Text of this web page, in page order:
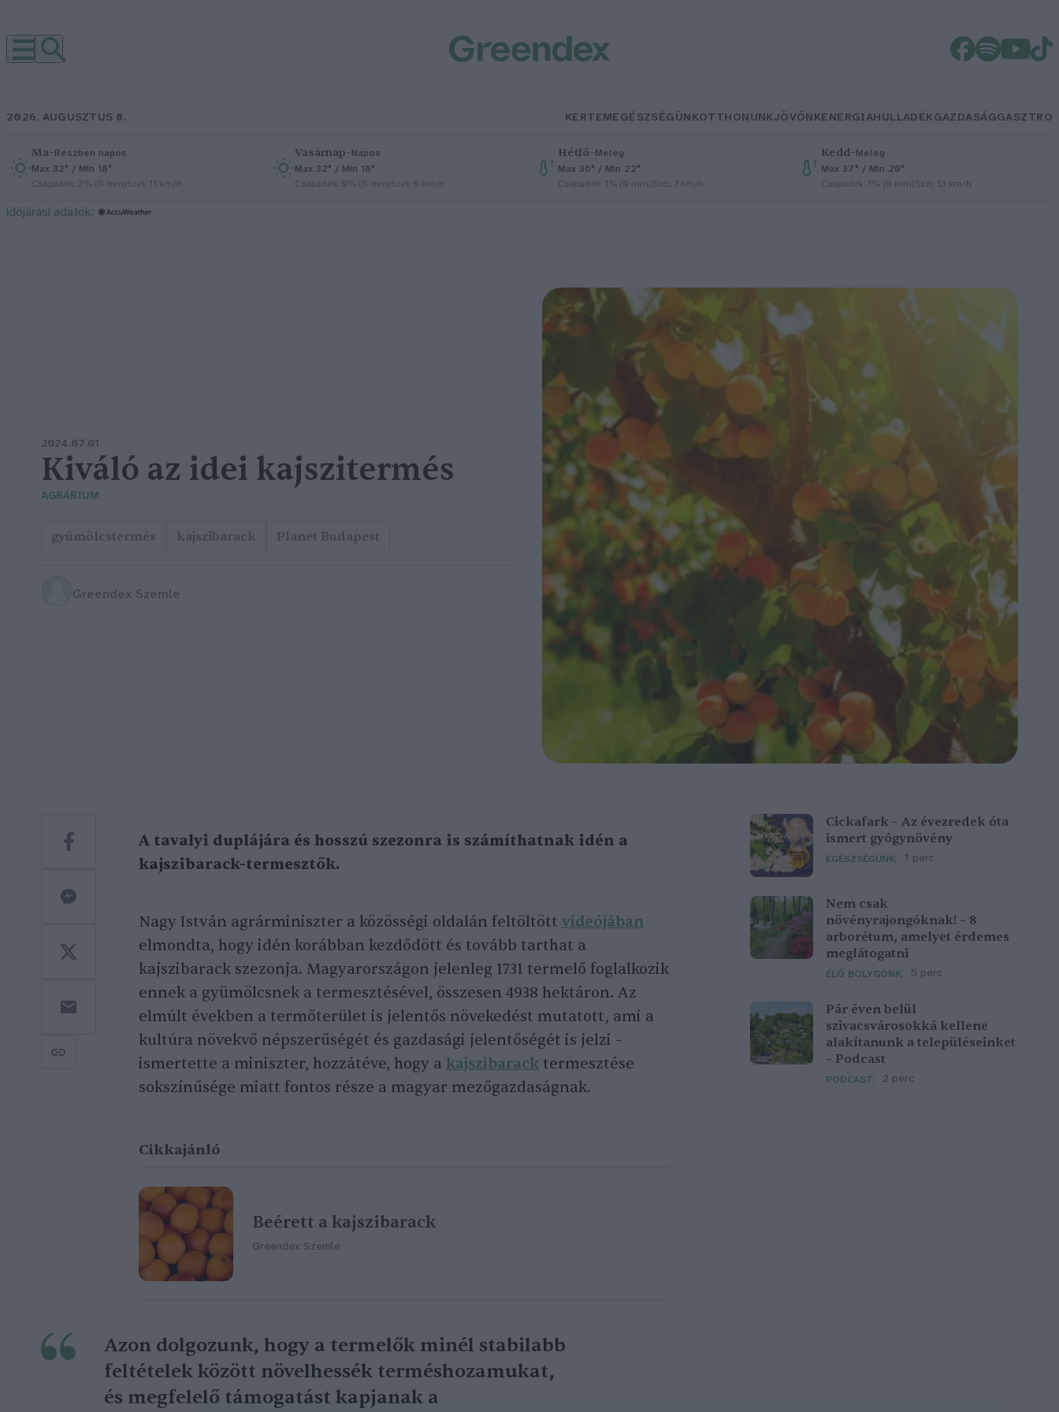
2026. AUGUSZTUS 8. KERTEMEGÉSZSÉGÜNKOTTHONUNKJÖVŐNKENERGIAHULLADÉKGAZDASÁGGASZTRO
Ma–Részben napos
Max 32° / Min 18°
Csapadék: 3% (0 mm)Szél: 11 km/h
Vasárnap–Napos
Max 32° / Min 18°
Csapadék: 0% (0 mm)Szél: 6 km/h
Hétfő–Meleg
Max 36° / Min 22°
Csapadék: 1% (0 mm)Szél: 7 km/h
Kedd–Meleg
Max 37° / Min 20°
Csapadék: 1% (0 mm)Szél: 13 km/h
időjárási adatok:
2024.07.01
Kiváló az idei kajszitermés
AGRÁRIUM
gyümölcstermés kajszibarack Planet Budapest
Greendex Szemle
A tavalyi duplájára és hosszú szezonra is számíthatnak idén a
kajszibarack-termesztők.
Nagy István agrárminiszter a közösségi oldalán feltöltött videójában
elmondta, hogy idén korábban kezdődött és tovább tarthat a
kajszibarack szezonja. Magyarországon jelenleg 1731 termelő foglalkozik
ennek a gyümölcsnek a termesztésével, összesen 4938 hektáron. Az
elmúlt években a termőterület is jelentős növekedést mutatott, ami a
kultúra növekvő népszerűségét és gazdasági jelentőségét is jelzi –
ismertette a miniszter, hozzátéve, hogy a kajszibarack termesztése
sokszínűsége miatt fontos része a magyar mezőgazdaságnak.
Cikkajánló
Beérett a kajszibarack
Greendex Szemle
Azon dolgozunk, hogy a termelők minél stabilabb
feltételek között növelhessék terméshozamukat,
és megfelelő támogatást kapjanak a
Cickafark – Az évezredek óta
ismert gyógynövény
EGÉSZSÉGÜNK 1 perc
Nem csak
növényrajongóknak! – 8
arborétum, amelyet érdemes
meglátogatni
ÉLŐ BOLYGÓNK 5 perc
Pár éven belül
szivacsvárosokká kellene
alakítanunk a településeinket
– Podcast
PODCAST 2 perc